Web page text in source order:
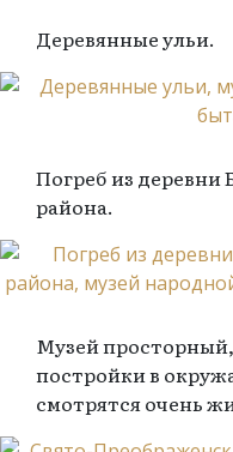
Деревянные ульи.
Погреб из деревни
района.
Музей
постройки в
смотрятся очень